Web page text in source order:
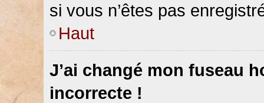
si vous n’êtes pas
Haut
J’ai changé mon fuseau
incorrecte !